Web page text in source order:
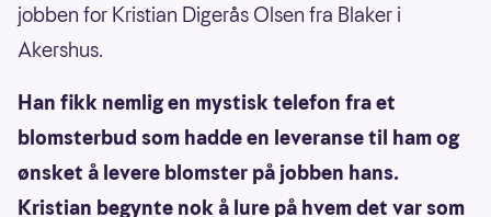
jobben for Kristian Digerås Olsen fra Blaker i
Akershus.
Han fikk nemlig en mystisk telefon fra et
blomsterbud som hadde en leveranse til ham og
ønsket å levere blomster på jobben hans.
Kristian begynte nok å lure på hvem det var som